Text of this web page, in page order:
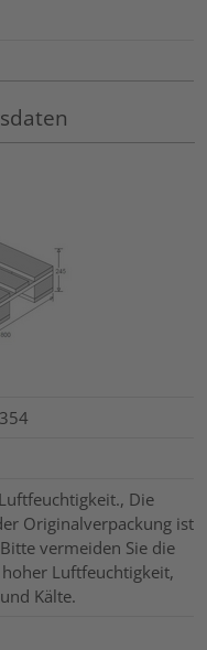
Die
Originalverpackung ist
vermeiden Sie die
Luftfeuchtigkeit,
Kälte.